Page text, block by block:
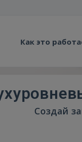
Как это
Создай